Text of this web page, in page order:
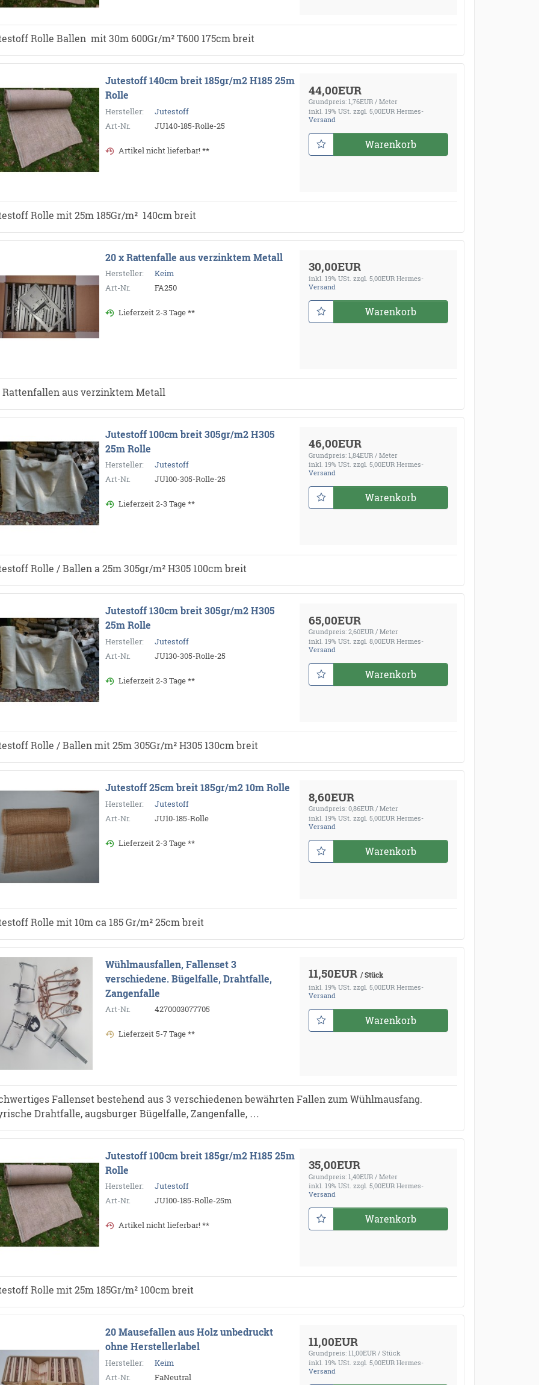
Rolle Ballen mit 30m 600Gr/m² T600 175cm breit
Jutestoff 140cm breit 185gr/m2 H185 25m
Rolle
Hersteller:
Jutestoff
Art-Nr.
JU140-185-Rolle-25
Artikel nicht lieferbar! **
44,00EUR
Grundpreis: 1,76EUR / Meter
inkl. 19% USt. zzgl. 5,00EUR Hermes-
Versand
Warenkorb
Rolle mit 25m 185Gr/m² 140cm breit
20 x Rattenfalle aus verzinktem Metall
Hersteller:
Keim
Art-Nr.
FA250
Lieferzeit 2-3 Tage **
30,00EUR
inkl. 19% USt. zzgl. 5,00EUR Hermes-
Versand
Warenkorb
aus verzinktem Metall
Jutestoff 100cm breit 305gr/m2 H305
25m Rolle
Hersteller:
Jutestoff
Art-Nr.
JU100-305-Rolle-25
Lieferzeit 2-3 Tage **
46,00EUR
Grundpreis: 1,84EUR / Meter
inkl. 19% USt. zzgl. 5,00EUR Hermes-
Versand
Warenkorb
Rolle / Ballen a 25m 305gr/m² H305 100cm breit
Jutestoff 130cm breit 305gr/m2 H305
25m Rolle
Hersteller:
Jutestoff
Art-Nr.
JU130-305-Rolle-25
Lieferzeit 2-3 Tage **
65,00EUR
Grundpreis: 2,60EUR / Meter
inkl. 19% USt. zzgl. 8,00EUR Hermes-
Versand
Warenkorb
Rolle / Ballen mit 25m 305Gr/m² H305 130cm breit
Jutestoff 25cm breit 185gr/m2 10m Rolle
Hersteller:
Jutestoff
Art-Nr.
JU10-185-Rolle
Lieferzeit 2-3 Tage **
8,60EUR
Grundpreis: 0,86EUR / Meter
inkl. 19% USt. zzgl. 5,00EUR Hermes-
Versand
Warenkorb
Rolle mit 10m ca 185 Gr/m² 25cm breit
Wühlmausfallen, Fallenset 3
verschiedene. Bügelfalle, Drahtfalle,
Zangenfalle
Art-Nr. 4270003077705
Lieferzeit 5-7 Tage **
11,50EUR / Stück
inkl. 19% USt. zzgl. 5,00EUR Hermes-
Versand
Warenkorb
Fallenset bestehend aus 3 verschiedenen bewährten Fallen zum Wühlmausfang.
Drahtfalle, augsburger Bügelfalle, Zangenfalle, …
Jutestoff 100cm breit 185gr/m2 H185 25m
Rolle
Hersteller:
Jutestoff
Art-Nr.
JU100-185-Rolle-25m
Artikel nicht lieferbar! **
35,00EUR
Grundpreis: 1,40EUR / Meter
inkl. 19% USt. zzgl. 5,00EUR Hermes-
Versand
Warenkorb
Rolle mit 25m 185Gr/m² 100cm breit
20 Mausefallen aus Holz unbedruckt
ohne Herstellerlabel
Hersteller:
Keim
Art-Nr.
FaNeutral
11,00EUR
Grundpreis: 11,00EUR / Stück
inkl. 19% USt. zzgl. 5,00EUR Hermes-
Versand